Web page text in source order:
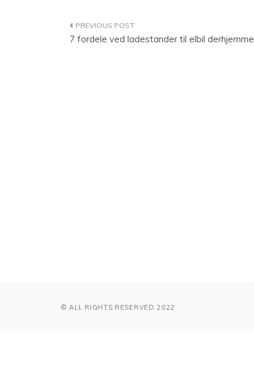
Indlægsnavigation
7 fordele ved ladestander til elbil derhjemme
© ALL RIGHTS RESERVED 2022